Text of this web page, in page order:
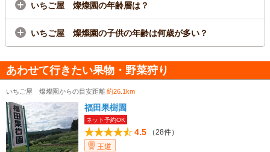
いちご屋 燦燦園の年齢層は？
いちご屋 燦燦園の子供の年齢は何歳が多い？
あわせて行きたい果物・野菜狩り
いちご屋 燦燦園からの目安距離約26.1km
福田果樹園
ネット予約OK
4.5
（28件）
王道